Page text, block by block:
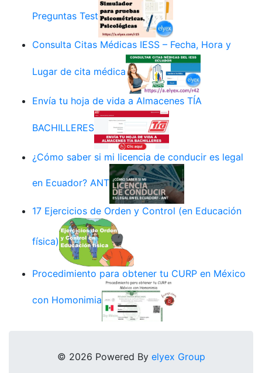
Preguntas Test
Consulta Citas Médicas IESS – Fecha, Hora y
Lugar de cita médica
Envía tu hoja de vida a Almacenes TÍA
BACHILLERES
¿Cómo saber si mi licencia de conducir es legal
en Ecuador? ANT
17 Ejercicios de Orden y Control (en Educación
física)
Procedimiento para obtener tu CURP en México
con Homonimia
© 2026 Powered By elyex Group